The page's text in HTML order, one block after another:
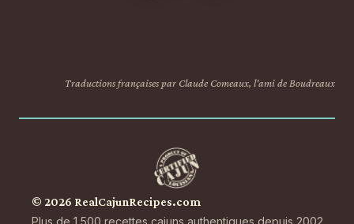
Traductions françaises par Claude Comeaux, l'ami de Boudreaux
© 2026 RealCajunRecipes.com